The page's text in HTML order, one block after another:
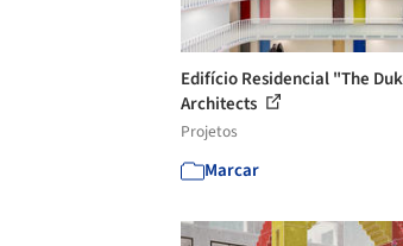
Edifício Residencial "The
Architects
Projetos
Marcar